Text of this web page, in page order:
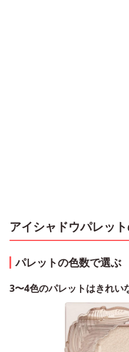
アイシャドウパレッ
パレットの色数で選ぶ
3〜4色のパレットはきれい